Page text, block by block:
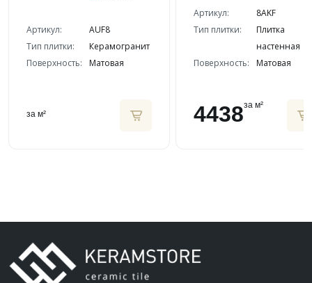
Артикул:
AUF8
Тип плитки:
Керамогранит
Поверхность:
Матовая
за м²
Артикул:
8AKF
Тип плитки:
Плитка
настенная
Поверхность:
Матовая
4438за м²